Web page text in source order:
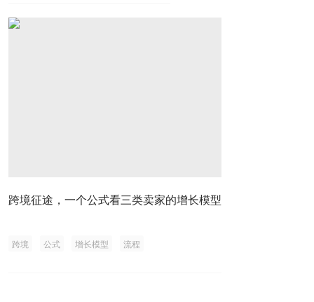
跨境征途，一个公式看三类卖家的增长模型
跨境 公式 增长模型 流程